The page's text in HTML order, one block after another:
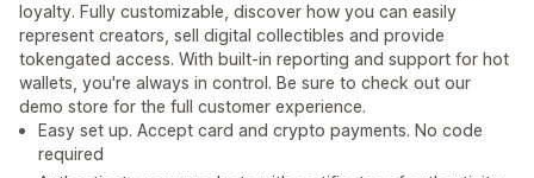
loyalty. Fully customizable, discover how you can easily
represent creators, sell digital collectibles and provide
tokengated access. With built-in reporting and support for hot
wallets, you're always in control. Be sure to check out our
demo store for the full customer experience.
Easy set up. Accept card and crypto payments. No code
required